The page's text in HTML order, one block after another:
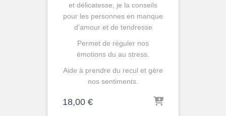
et délicatesse, je la conseils
pour les personnes en manque
d’amour et de tendresse
Permet de réguler nos
émotions du au stress.
Aide à prendre du recul et gère
nos sentiments.
18,00 €